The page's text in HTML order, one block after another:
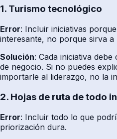
1. Turismo tecnológico
Error: Incluir iniciativas
interesante, no porque sirva a
Solución: Cada iniciativa
de negocio. Si no puedes
importarle al liderazgo, no la
2. Hojas de ruta de todo
Error: Incluir todo lo que
priorización dura.